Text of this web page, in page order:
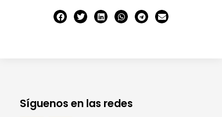
Síguenos en las redes